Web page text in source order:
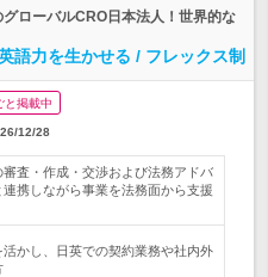
ローバルCRO日本法人！世界的な
力を生かせる / フレックス制
と掲載中
12/28
査・作成・交渉および法務アドバ
携しながら事業を法務面から支援
かし、日英での契約業務や社内外